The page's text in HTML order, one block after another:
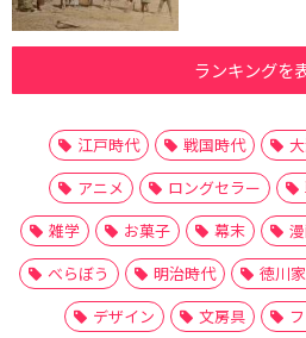
ランキングを
江戸時代 戦国時代
アニメ
ロングセラー
雑学
お菓子 幕末
べらぼう
明治時代 徳川
デザイン
文房具